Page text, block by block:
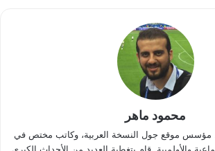
محمود ماهر
موقع جول النسخة العربية، وكاتب مختص في
والأولمبية. قام بتغطية العديد من الأحداث الكبرى